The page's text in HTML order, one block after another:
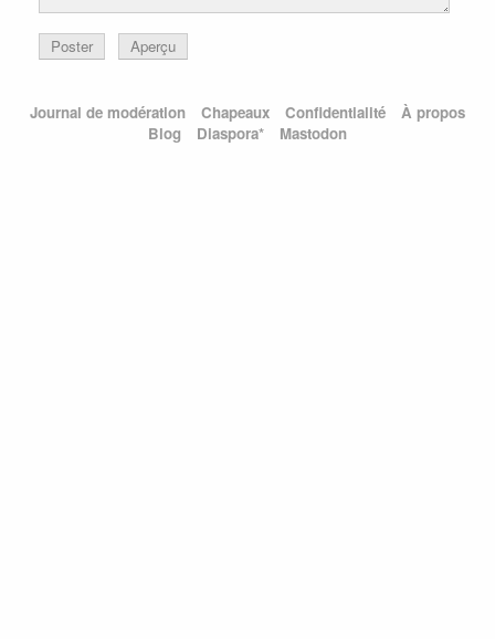
Poster Aperçu
Journal de modération Chapeaux Confidentialité
À propos
Blog
Diaspora* Mastodon